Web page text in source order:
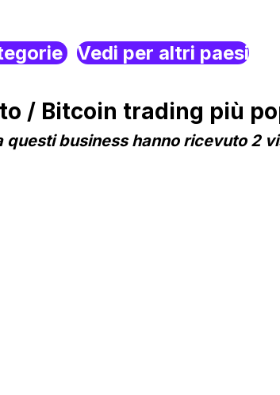
Vedi per altri paesi
/ Bitcoin trading più
questi business hanno ricevuto 2